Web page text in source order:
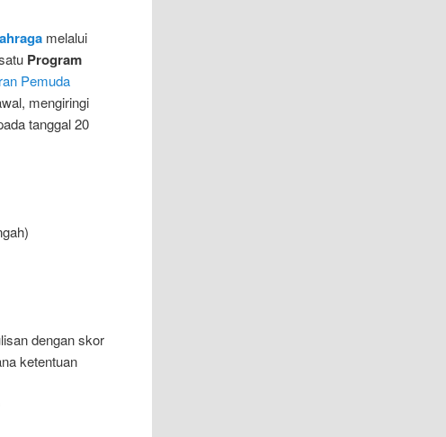
melalui
Program
Pemuda
mengiringi
tanggal 20
dengan skor
ketentuan